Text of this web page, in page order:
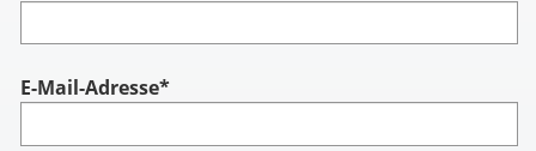
Account
E-Mail-Adresse*